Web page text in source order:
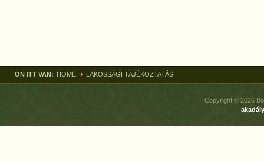
ÖN ITT VAN: HOME LAKOSSÁGI TÁJÉKOZTATÁS
Copyright © 2026